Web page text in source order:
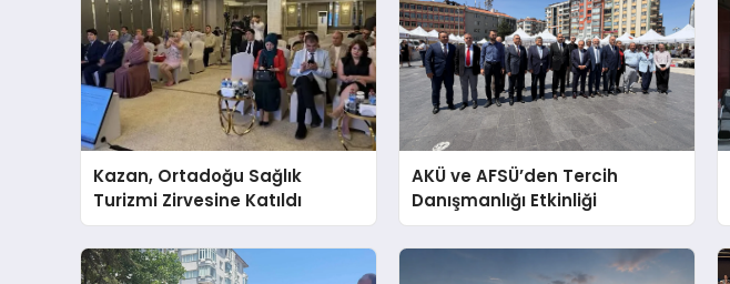
Kazan, Ortadoğu Sağlık
Turizmi Zirvesine Katıldı
AKÜ ve AFSÜ’den Tercih
Danışmanlığı Etkinliği